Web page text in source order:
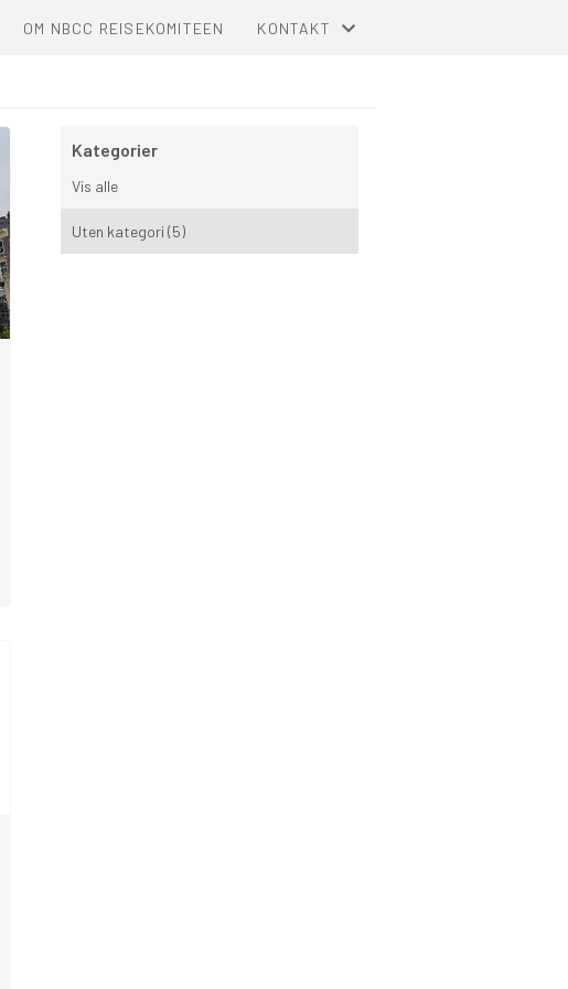
OM NBCC REISEKOMITEEN KONTAKT
Kategorier
Vis alle
Uten kategori (5)